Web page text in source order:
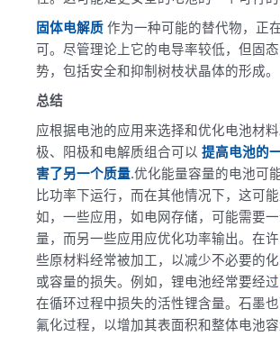
固体电解质 作为一种可能的替代物，正
可。尽管理论上它的电导率较低，但固
势，包括安全和抑制树枝状晶体的形成。
总结
应根据电池的应用来选择和优化电池材
极、阳极和电解质组合可以 提高电池的
害了另一个质量.优化能量容量的电池可
比功率下运行，而在其他情况下，这可
如，一些应用，如电网存储，可能需要
量，而另一些应用应优化功率输出。在
些原材料经常被加工，以减少不必要的
或容量的损失。例如，锂电池经常要经过
在循环过程中损失的活性锂含量。石墨
氟化过程，以增加其表面积和整体电池容